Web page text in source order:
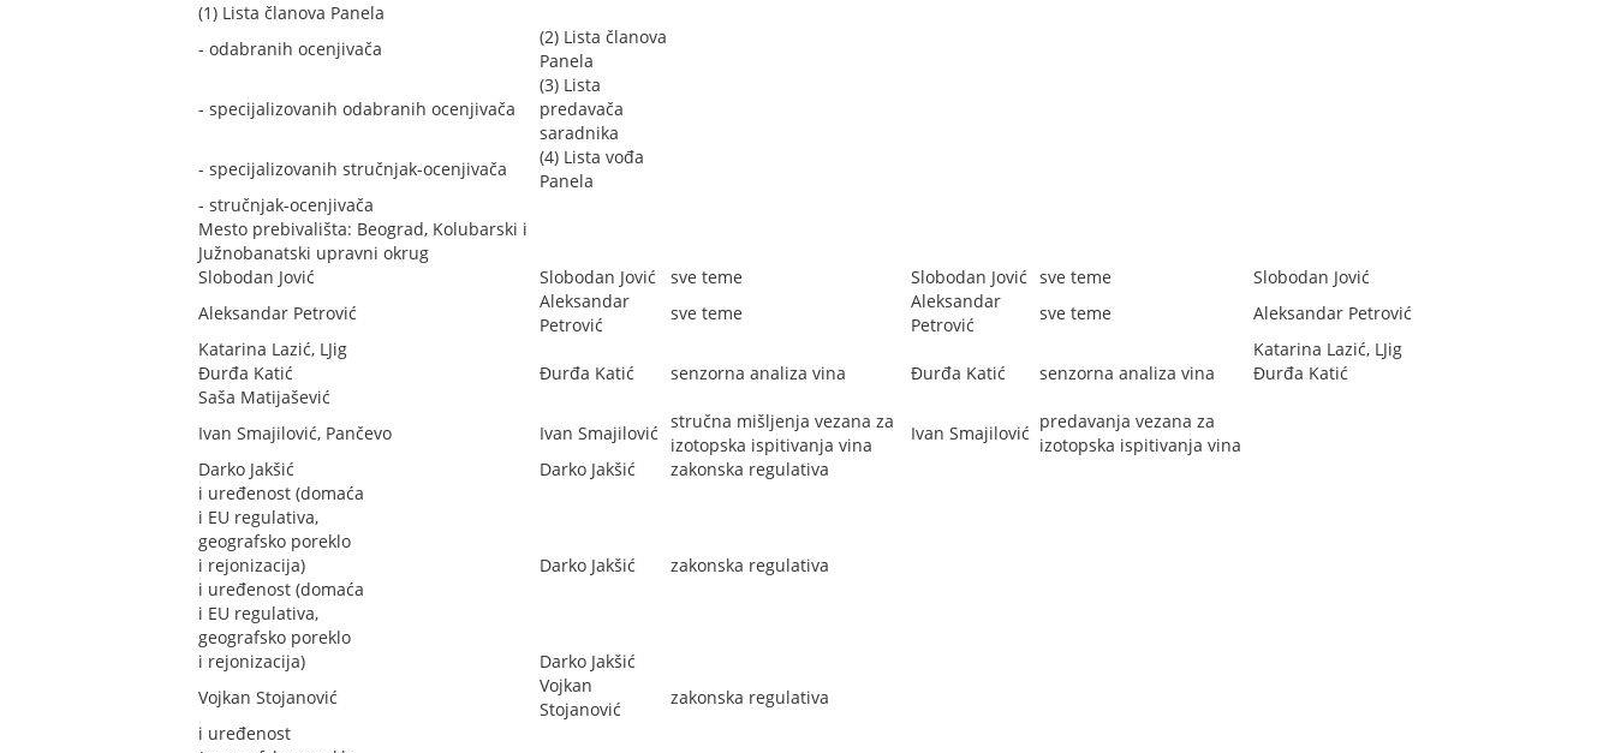
(1) Lista članova Panela
- odabranih ocenjivača
(2) Lista članova
Panela
- specijalizovanih odabranih ocenjivača
(3) Lista
predavača
saradnika
- specijalizovanih stručnjak-ocenjivača
(4) Lista vođa
Panela
- stručnjak-ocenjivača
Mesto prebivališta: Beograd, Kolubarski i
Južnobanatski upravni okrug
Slobodan Jović
Slobodan Jović sve teme Slobodan Jović sve teme
Slobodan Jović
Aleksandar Petrović
Aleksandar
Petrović
sve teme
Aleksandar
Petrović
sve teme
Aleksandar Petrović
Katarina Lazić, LJig
Katarina Lazić, LJig
Đurđa Katić
Đurđa Katić senzorna analiza vina Đurđa Katić senzorna analiza vina
Đurđa Katić
Saša Matijašević
Ivan Smajilović, Pančevo
Ivan Smajilović
stručna mišljenja vezana za
izotopska ispitivanja vina
Ivan Smajilović
predavanja vezana za
izotopska ispitivanja vina
Darko Jakšić
Darko Jakšić
zakonska regulativa
i uređenost (domaća
i EU regulativa,
geografsko poreklo
i rejonizacija)
Darko Jakšić
zakonska regulativa
i uređenost (domaća
i EU regulativa,
geografsko poreklo
i rejonizacija)
Darko Jakšić
Vojkan Stojanović
Vojkan
Stojanović
zakonska regulativa
i uređenost